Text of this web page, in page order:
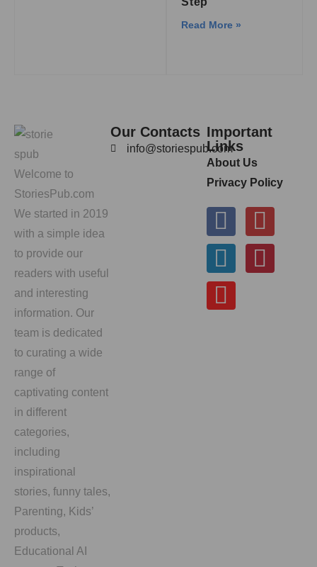
Read More »
Welcome to
StoriesPub.com
We started in 2019
with a simple idea
to provide our
readers with useful
and interesting
information. Our
team is dedicated
to curating a wide
range of
captivating content
in different
categories,
including
inspirational
stories, funny tales,
Parenting, Kids’
products,
Educational AI
Our Contacts
info@storiespub.com
Important
Links
About Us
Privacy Policy